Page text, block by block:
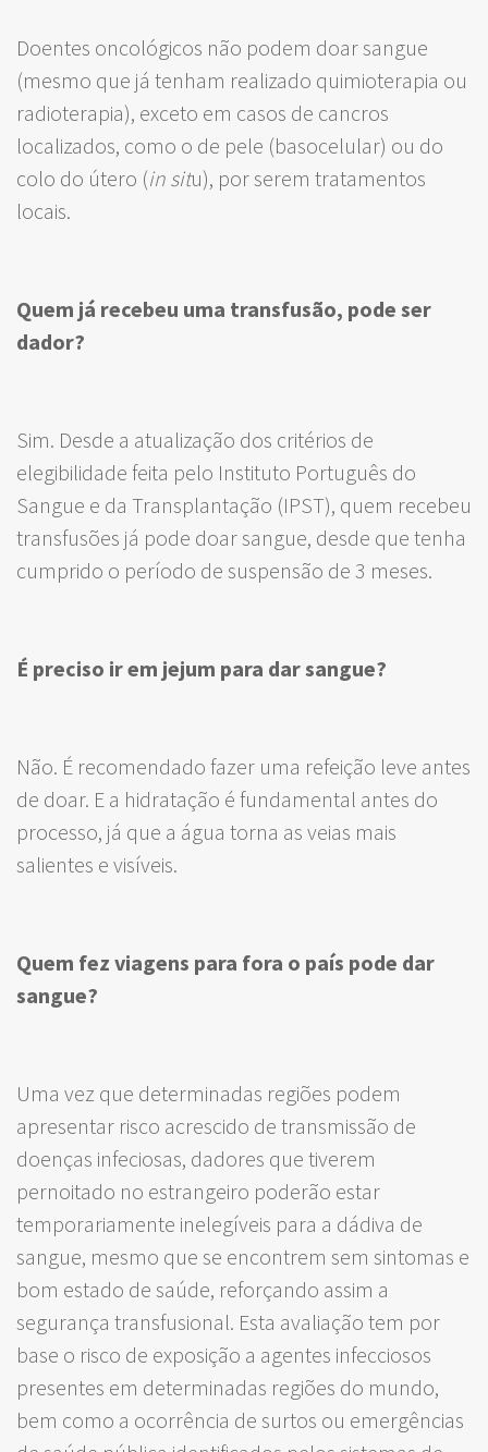
Doentes oncológicos não podem doar sangue
(mesmo que já tenham realizado quimioterapia ou
radioterapia), exceto em casos de cancros
localizados, como o de pele (basocelular) ou do
colo do útero (in situ), por serem tratamentos
locais.
Quem já recebeu uma transfusão, pode ser
dador?
Sim. Desde a atualização dos critérios de
elegibilidade feita pelo Instituto Português do
Sangue e da Transplantação (IPST), quem recebeu
transfusões já pode doar sangue, desde que tenha
cumprido o período de suspensão de 3 meses.
É preciso ir em jejum para dar sangue?
Não. É recomendado fazer uma refeição leve antes
de doar. E a hidratação é fundamental antes do
processo, já que a água torna as veias mais
salientes e visíveis.
Quem fez viagens para fora o país pode dar
sangue?
Uma vez que determinadas regiões podem
apresentar risco acrescido de transmissão de
doenças infeciosas, dadores que tiverem
pernoitado no estrangeiro poderão estar
temporariamente inelegíveis para a dádiva de
sangue, mesmo que se encontrem sem sintomas e
bom estado de saúde, reforçando assim a
segurança transfusional. Esta avaliação tem por
base o risco de exposição a agentes infecciosos
presentes em determinadas regiões do mundo,
bem como a ocorrência de surtos ou emergências